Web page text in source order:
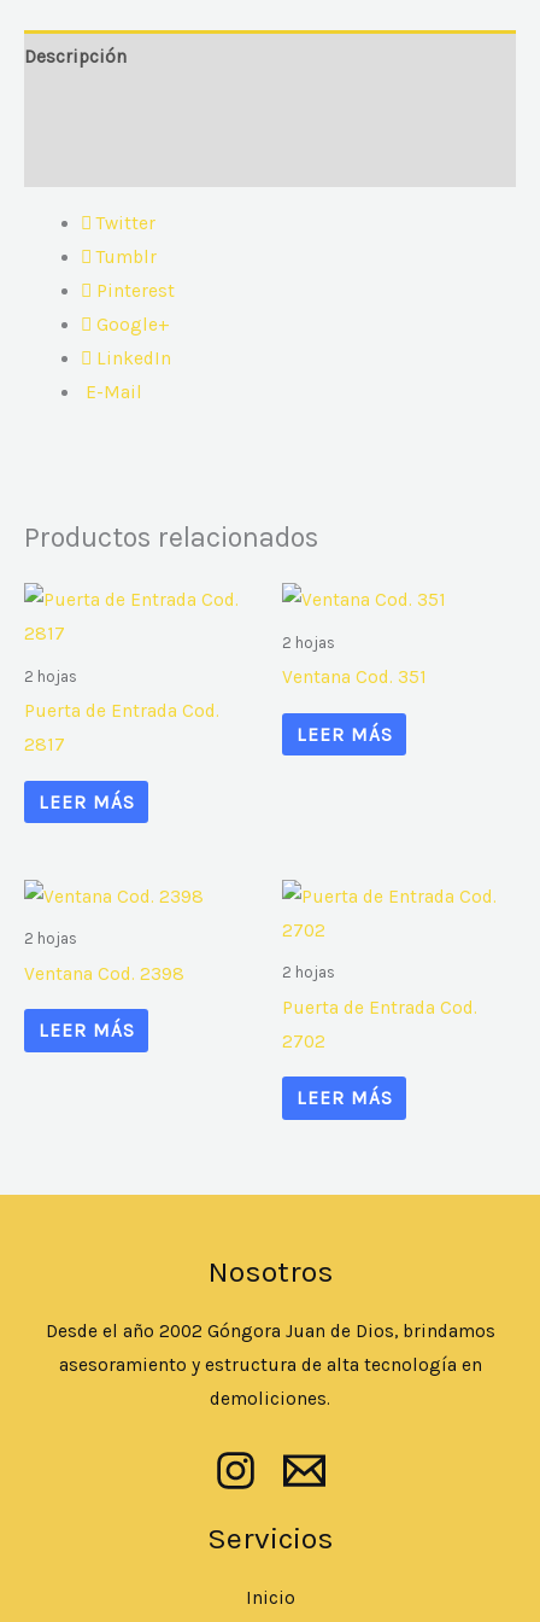
Descripción
Twitter
Tumblr
Pinterest
Google+
LinkedIn
E-Mail
Productos relacionados
2 hojas
Puerta de Entrada Cod.
2817
LEER MÁS
2 hojas
Ventana Cod. 351
LEER MÁS
2 hojas
Ventana Cod. 2398
LEER MÁS
2 hojas
Puerta de Entrada Cod.
2702
LEER MÁS
Nosotros
Desde el año 2002 Góngora Juan de Dios, brindamos
asesoramiento y estructura de alta tecnología en
demoliciones.
Servicios
Inicio